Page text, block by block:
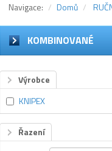
Navigace: Domů
KOMBINOVANÉ
Výrobce
KNIPEX
Řazení